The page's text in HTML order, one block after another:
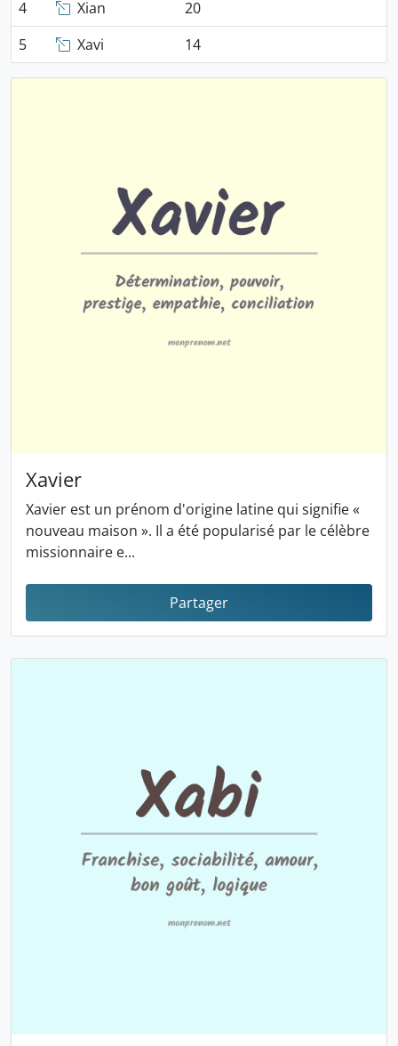
Xavier
Xavier est un prénom d'origine latine qui signifie «
nouveau maison ». Il a été popularisé par le célèbre
missionnaire e...
Partager
4
Xian
20
5
Xavi 14